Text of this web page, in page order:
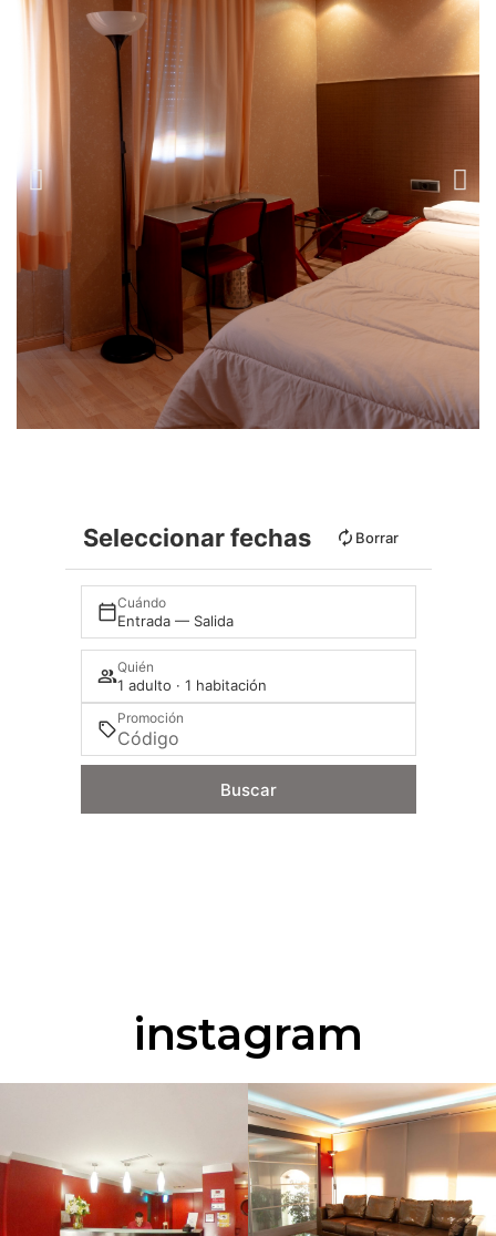
Seleccionar fechas Borrar
Cuándo
Entrada — Salida
Quién
1 adulto · 1 habitación
Promoción
Buscar
instagram